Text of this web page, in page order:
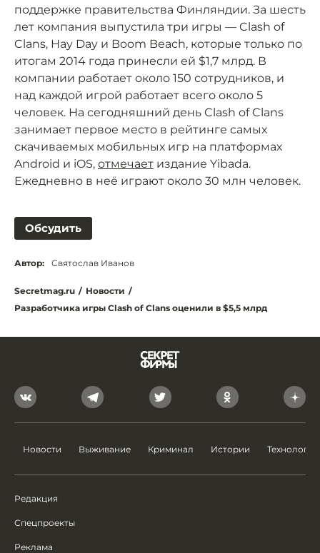
поддержке правительства Финляндии. За шесть
лет компания выпустила три игры — Clash of
Clans, Hay Day и Boom Beach, которые только по
итогам 2014 года принесли ей $1,7 млрд. В
компании работает около 150 сотрудников, и
над каждой игрой работает всего около 5
человек. На сегодняшний день Clash of Clans
занимает первое место в рейтинге самых
скачиваемых мобильных игр на платформах
Android и iOS, отмечает издание Yibada.
Ежедневно в неё играют около 30 млн человек.
Обсудить
Автор: Святослав Иванов
Secretmag.ru / Новости /
Разработчика игры Clash of Clans оценили в $5,5 млрд
Новости Выживание Криминал Истории Технологии
Редакция
Спецпроекты
Реклама